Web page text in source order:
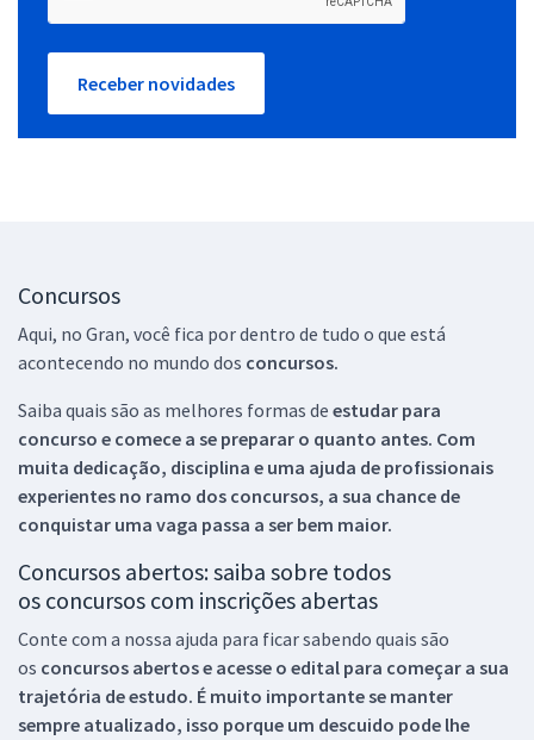
Receber novidades
Concursos
Aqui, no Gran, você fica por dentro de tudo o que está
acontecendo no mundo dos concursos.
Saiba quais são as melhores formas de estudar para
concurso e comece a se preparar o quanto antes. Com
muita dedicação, disciplina e uma ajuda de profissionais
experientes no ramo dos concursos, a sua chance de
conquistar uma vaga passa a ser bem maior.
Concursos abertos: saiba sobre todos
os concursos com inscrições abertas
Conte com a nossa ajuda para ficar sabendo quais são
os concursos abertos e acesse o edital para começar a sua
trajetória de estudo. É muito importante se manter
sempre atualizado, isso porque um descuido pode lhe